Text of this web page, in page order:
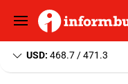
USD: 468.7 / 471.3